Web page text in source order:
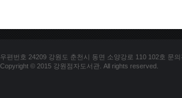
우편번호 24209 강원도 춘천시 동면 소양강로 110 102호 문
Copyright © 2015 강원점자도서관. All rights reserved.